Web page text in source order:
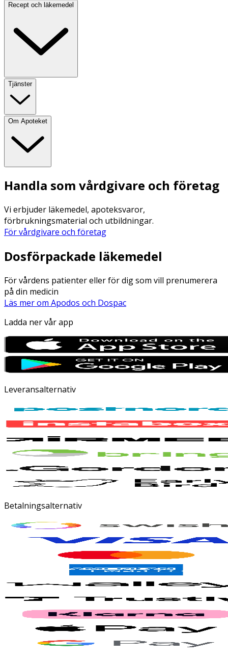
Recept och läkemedel
Tjänster
Om Apoteket
Handla som vårdgivare och företag
Vi erbjuder läkemedel, apoteksvaror,
förbrukningsmaterial och utbildningar.
För vårdgivare och företag
Dosförpackade läkemedel
För vårdens patienter eller för dig som vill prenumerera
på din medicin
Läs mer om Apodos och Dospac
Ladda ner vår app
Leveransalternativ
Betalningsalternativ